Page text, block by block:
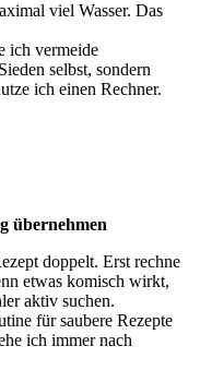
viel Wasser. Das
ich vermeide
selbst, sondern
ich einen Rechner.
übernehmen
doppelt. Erst rechne
etwas komisch wirkt,
aktiv suchen.
für saubere Rezepte
ich immer nach